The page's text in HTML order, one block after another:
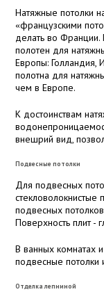
Натяжные потолки
«французскими
делать во Франции.
полотен для
Европы: Голландия,
полотна для
чем в Европе.
К достоинствам
внешрий вид,
Подвесные потолки
Для подвесных
стекловолокнистые
подвесных
Поверхность плит -
В ванных комнатах
подвесные потолки
Отделка лепниной